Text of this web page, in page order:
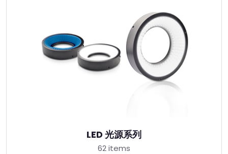
LED 光源系列
62 items